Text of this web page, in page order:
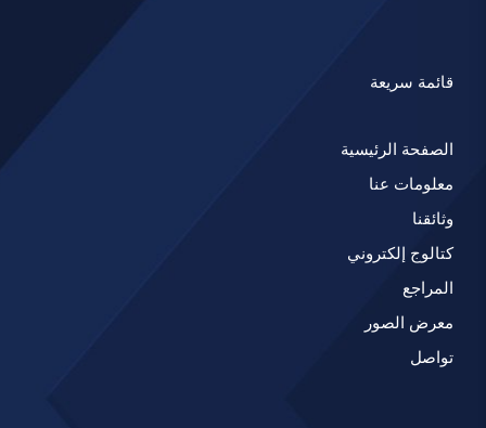
قائمة سريعة
الصفحة الرئيسية
معلومات عنا
وثائقنا
كتالوج إلكتروني
المراجع
معرض الصور
تواصل